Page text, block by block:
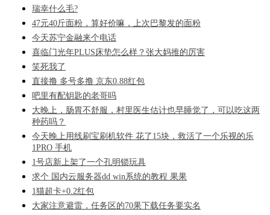
瑞幸什么毛?
47元40斤面粉，算好价嘛，上次巴黎发的面粉
今天苏宁金融来个电话
喜临门光年PLUS床垫怎么样？张大妈推的厉害
笑死我了
直接撸 多号多撸 京东0.88红包
吧里有配钥匙的老哥吗
大晚上，肠胃不舒服，村里医生估计也早睡觉了，可以吃这两
种药吗？
今天晚上用线刷宝刷机软件 花了15块，救活了一个乐视的乐
1PRO 手机
1号店新上架了一个孔明锁玩具
求个 国内云服务器dd win系统的教程 果果
1猫超卡+0.2红包
大家注意避雷，任务区的70果下载任务要实名